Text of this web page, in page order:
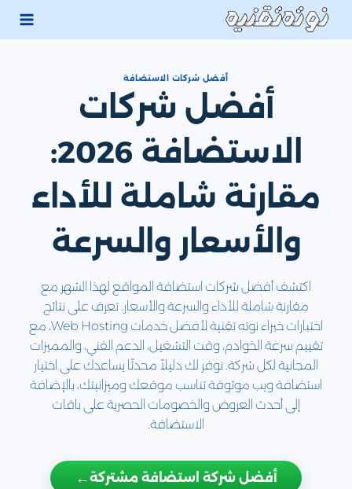
التجاوز
إلى
أفضل شركات الاستضافة
أفضل شركات
الاستضافة 2026:
مقارنة شاملة للأداء
والأسعار والسرعة
اكتشف أفضل شركات استضافة المواقع لهذا الشهر مع
مقارنة شاملة للأداء والسرعة والأسعار. تعرف على نتائج
اختبارات خبراء نوته تقنية لأفضل خدمات Web Hosting، مع
تقييم سرعة الخوادم، وقت التشغيل، الدعم الفني، والمميزات
المجانية لكل شركة. نوفر لك دليلاً محدثًا يساعدك على اختيار
استضافة ويب موثوقة تناسب موقعك وميزانيتك، بالإضافة
إلى أحدث العروض والخصومات الحصرية على باقات
الاستضافة.
أفضل شركة استضافة مشتركة←